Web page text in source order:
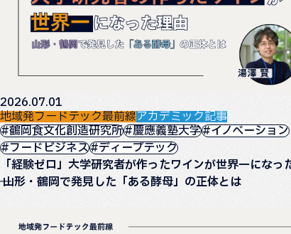
2026.07.01
地域発フードテック最前線アカデミック記事
#鶴岡食文化創造研究所#慶應義塾大学#イノベーション
#フードビジネス#ディープテック
「経験ゼロ」大学研究者が作ったワインが世界一になっ
── 山形・鶴岡で発見した「ある酵母」の正体とは